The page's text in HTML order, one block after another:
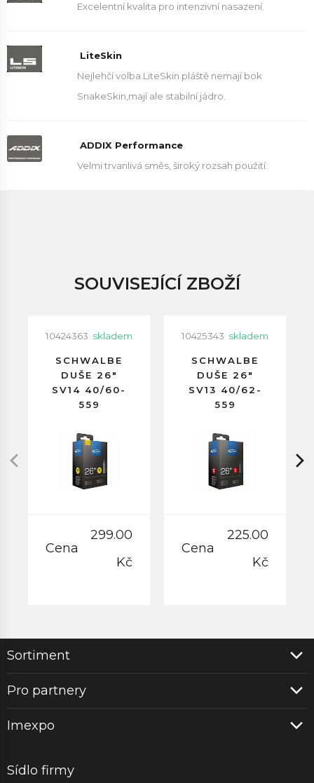
Excelentní kvalita pro intenzivní nasazení.
LiteSkin
Nejlehčí volba.LiteSkin pláště nemají bok
SnakeSkin,mají ale stabilní jádro.
ADDIX Performance
Velmi trvanlivá směs, široký rozsah použití.
SOUVISEJÍCÍ ZBOŽÍ
10424363 skladem
SCHWALBE
DUŠE 26"
SV14 40/60-
559
VENTILEK
60MM
Cena
299.00
Kč
10425343 skladem
SCHWALBE
DUŠE 26"
SV13 40/62-
559
VENTILEK
40MM
Cena
225.00
Kč
Sortiment
Pro partnery
Imexpo
Sídlo firmy